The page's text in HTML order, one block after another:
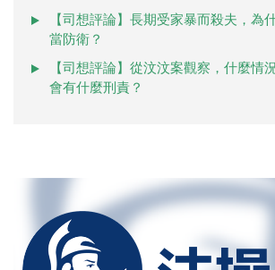
【司想評論】長期受家暴而殺夫，為
當防衛？
【司想評論】從汶汶案觀察，什麼情
會有什麼刑責？